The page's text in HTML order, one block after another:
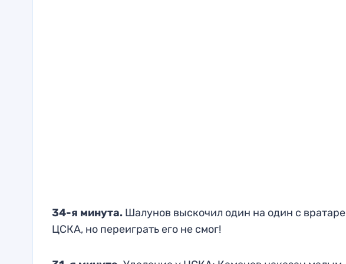
34-я минута. Шалунов выскочил один на один с
ЦСКА, но переиграть его не смог!